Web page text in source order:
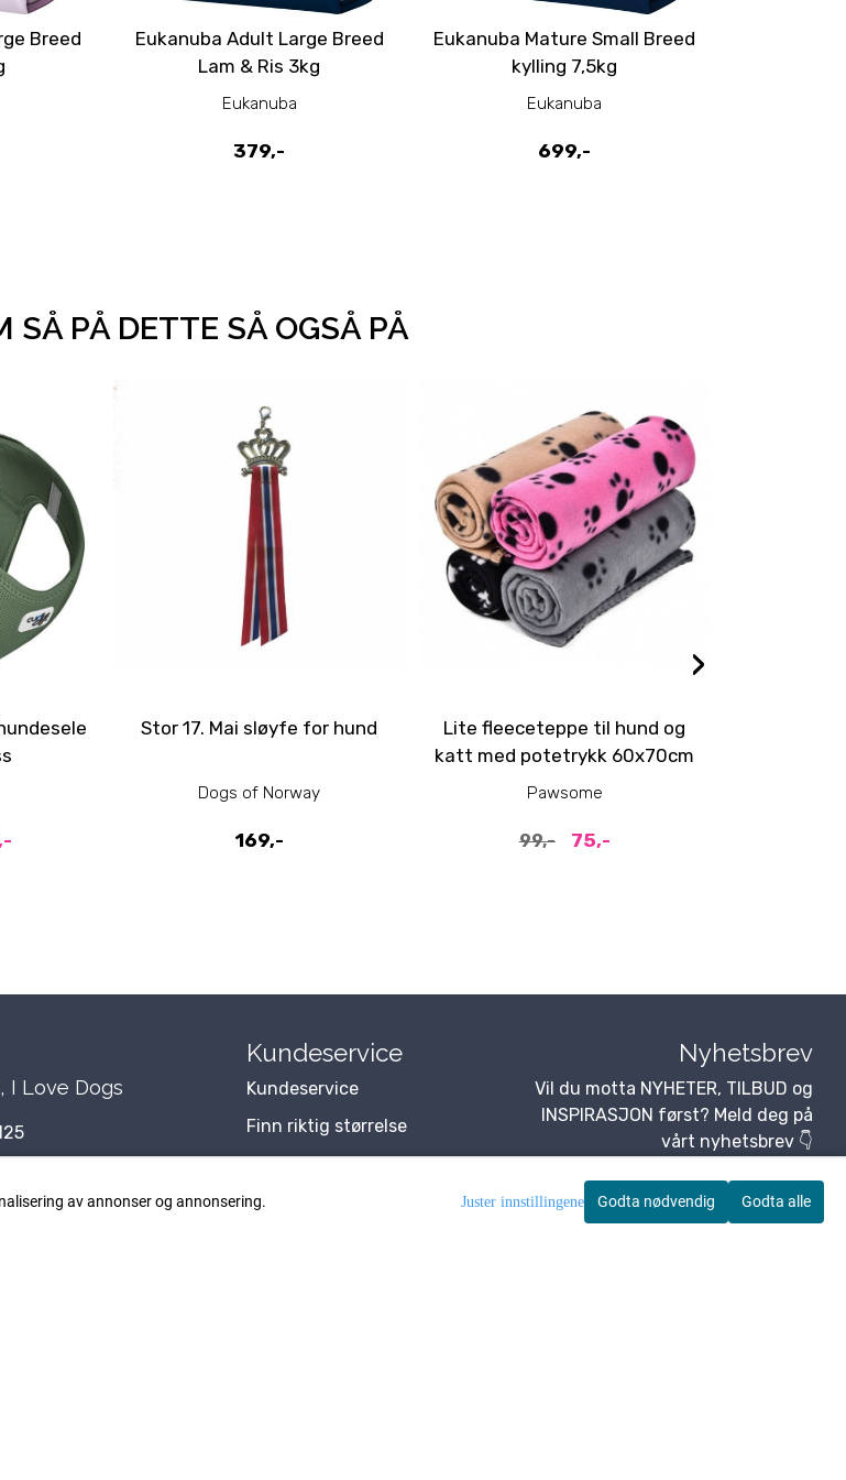
Breed
Eukanuba Adult Large Breed
Lam & Ris 3kg
Eukanuba
379,-
Eukanuba Mature Small Breed
kylling 7,5kg
Eukanuba
699,-
SÅ PÅ DETTE SÅ OGSÅ PÅ
Stor 17. Mai sløyfe for hund
Dogs of Norway
169,-
Lite fleeceteppe til hund og
katt med potetrykk 60x70cm
Pawsome
99,- 75,-
›
av annonser og annonsering. Godta nødvendig Godta alle
Juster innstillingene
I Love Dogs
939
Kundeservice
Kundeservice
Finn riktig størrelse
Blogg
Om Oss
Nyhetsbrev
Vil du motta NYHETER, TILBUD og
INSPIRASJON først? Meld deg på
vårt nyhetsbrev 👇
Abonner på nyhetsbrev